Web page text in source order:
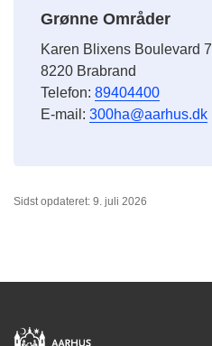
Grønne Områder
Karen Blixens Boulevard 7
8220 Brabrand
Telefon: 89404400
E-mail: 300ha@aarhus.dk
Sidst opdateret: 9. juli 2026